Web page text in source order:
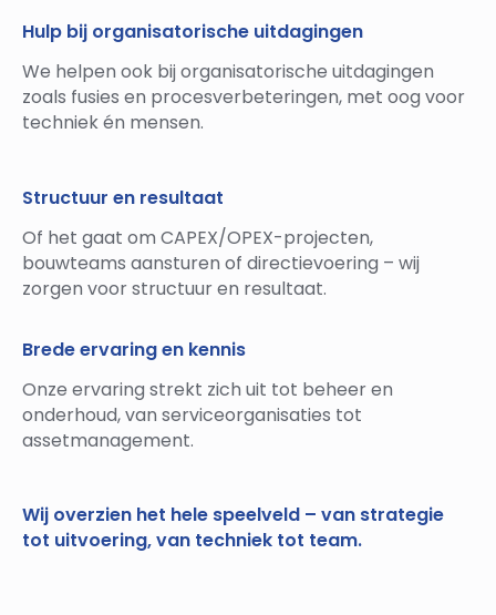
Hulp bij organisatorische uitdagingen
We helpen ook bij organisatorische uitdagingen
zoals fusies en procesverbeteringen, met oog voor
techniek én mensen.
Structuur en resultaat
Of het gaat om CAPEX/OPEX-projecten,
bouwteams aansturen of directievoering – wij
zorgen voor structuur en resultaat.
Brede ervaring en kennis
Onze ervaring strekt zich uit tot beheer en
onderhoud, van serviceorganisaties tot
assetmanagement.
Wij overzien het hele speelveld – van strategie
tot uitvoering, van techniek tot team.